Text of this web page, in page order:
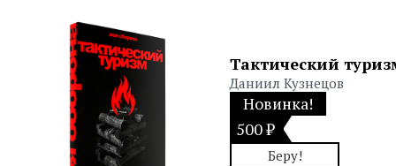
Тактический
Даниил Кузнецов
Новинка!
500 ₽
Беру!